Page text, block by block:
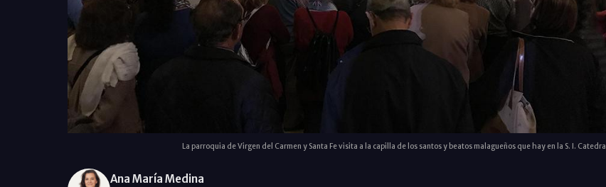
La parroquia de Virgen del Carmen y Santa Fe visita a la capilla de los santos y beatos malagueños que hay en la S. I. Catedral
Ana María Medina